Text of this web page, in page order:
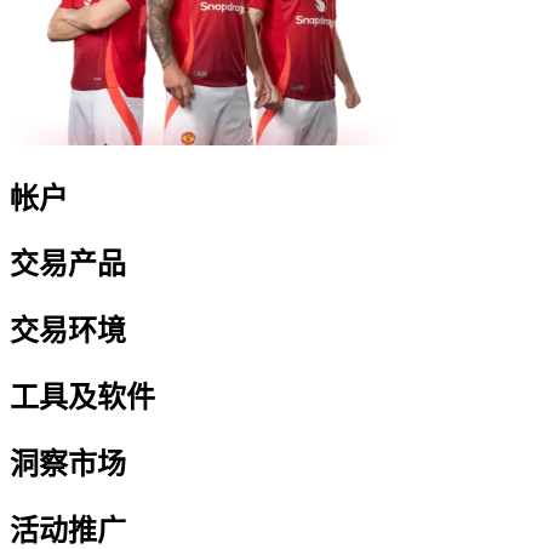
帐户
交易产品
交易环境
工具及软件
洞察市场
活动推广